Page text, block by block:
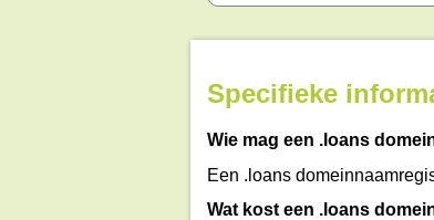
Specifieke
Wie mag een .loans
Een .loans
Wat kost een .loans